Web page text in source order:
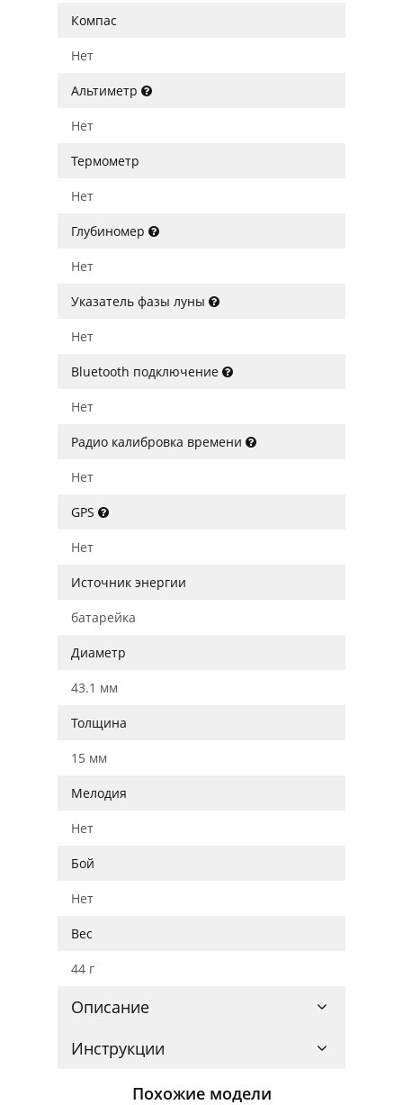
Компас
Нет
Альтиметр
Нет
Термометр
Нет
Глубиномер
Нет
Указатель фазы луны
Нет
Bluetooth подключение
Нет
Радио калибровка времени
Нет
GPS
Нет
Источник энергии
батарейка
Диаметр
43.1 мм
Толщина
15 мм
Мелодия
Нет
Бой
Нет
Вес
44 г
Описание
Инструкции
Похожие модели